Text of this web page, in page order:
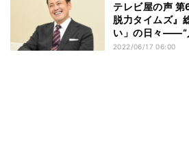
テレビ屋の声
脱力タイムズ』
い」の日々――“
2022/06/17 06:00